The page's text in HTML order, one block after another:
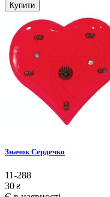
Купити
Значок Сердечко
11-288
30 ₴